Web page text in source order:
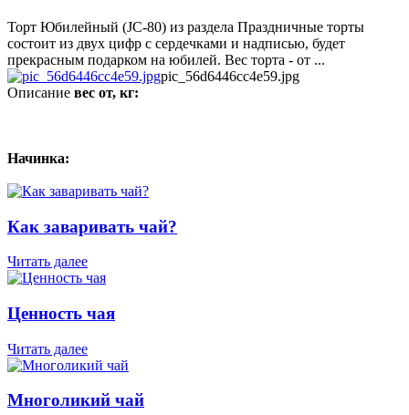
Торт Юбилейный (JC-80) из раздела Праздничные торты
состоит из двух цифр с сердечками и надписью, будет
прекрасным подарком на юбилей. Вес торта - от ...
pic_56d6446cc4e59.jpg
Описание вес от, кг:
Начинка:
Как заваривать чай?
Читать далее
Ценность чая
Читать далее
Многоликий чай